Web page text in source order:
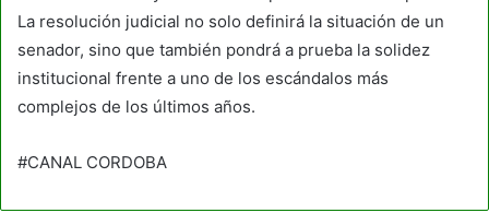
La resolución judicial no solo definirá la situación de un
senador, sino que también pondrá a prueba la solidez
institucional frente a uno de los escándalos más
complejos de los últimos años.
#CANAL CORDOBA